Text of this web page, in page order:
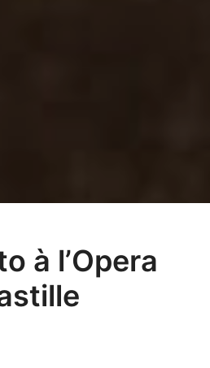
à l’Opera